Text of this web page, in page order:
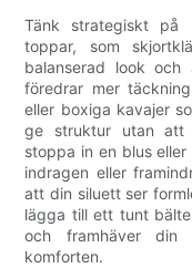
Tänk strategiskt på
toppar, som
balanserad look
föredrar mer
eller boxiga kavajer
ge struktur utan att
stoppa in en blus
indragen eller
att din siluett ser
lägga till ett tunt
och framhäver din
komforten.